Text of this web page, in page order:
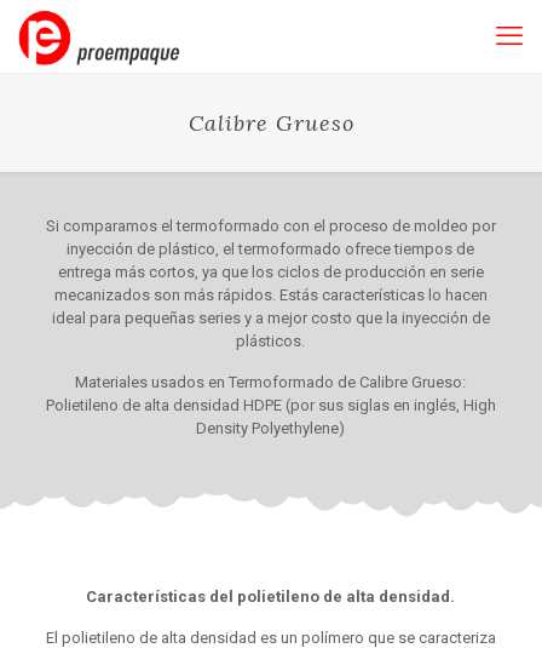
Calibre Grueso
Si comparamos el termoformado con el proceso de moldeo por
inyección de plástico, el termoformado ofrece tiempos de
entrega más cortos, ya que los ciclos de producción en serie
mecanizados son más rápidos. Estás características lo hacen
ideal para pequeñas series y a mejor costo que la inyección de
plásticos.
Materiales usados en Termoformado de Calibre Grueso:
Polietileno de alta densidad HDPE (por sus siglas en inglés, High
Density Polyethylene)
Características del polietileno de alta densidad.
El polietileno de alta densidad es un polímero que se caracteriza